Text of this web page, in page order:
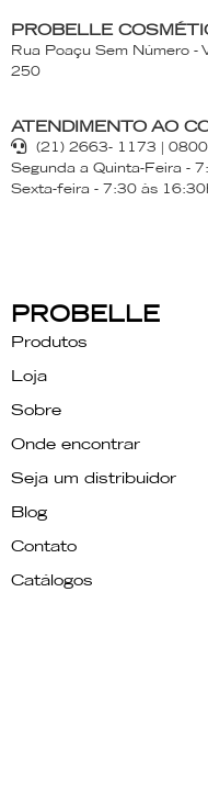
PROBELLE
Rua Poaçu Sem Número -
250
ATENDIMENTO AO
(21) 2663- 1173 |
Segunda a Quinta-Feira -
Sexta-feira - 7:30 às
PROBELLE
Produtos
Loja
Sobre
Onde encontrar
Seja um distribuidor
Blog
Contato
Catálogos